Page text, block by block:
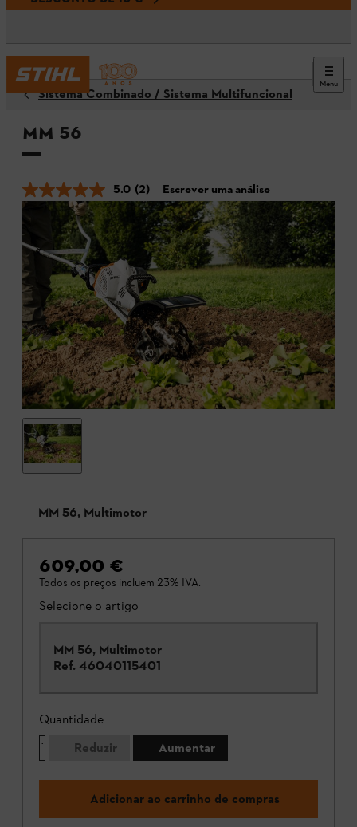
Menu
Sistema Combinado / Sistema Multifuncional
MM 56
5.0 (2) Escrever uma análise
MM 56, Multimotor
609,00 €
Todos os preços incluem 23% IVA.
Selecione o artigo
MM 56, Multimotor
Ref. 46040115401
Quantidade
Reduzir
Aumentar
Adicionar ao carrinho de compras